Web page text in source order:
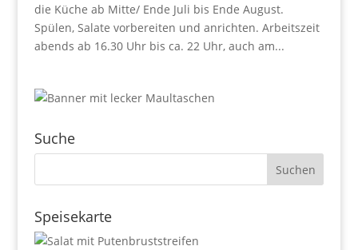
die Küche ab Mitte/ Ende Juli bis Ende August.
Spülen, Salate vorbereiten und anrichten. Arbeitszeit
abends ab 16.30 Uhr bis ca. 22 Uhr, auch am...
Suche
Speisekarte